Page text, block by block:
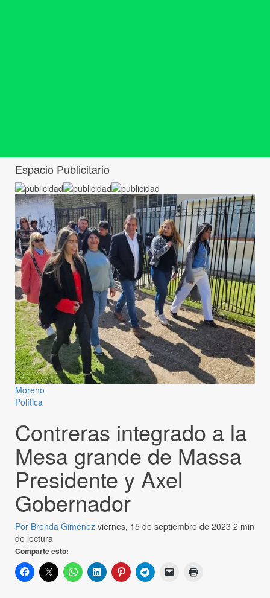
Espacio Publicitario
Moreno
Política
Contreras integrado a la
Mesa grande de Massa
Presidente y Axel
Gobernador
Por Brenda Giménez viernes, 15 de septiembre de 2023 2 min
de lectura
Comparte esto: